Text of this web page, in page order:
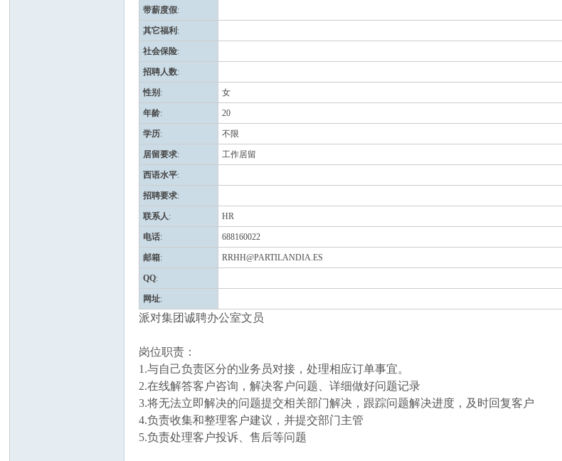
带薪度假:
其它福利 :
社会保险:
招聘人数:
性别 : 女
年龄: 20
学历: 不限
居留要求: 工作居留
西语水平:
招聘要求:
联系人: HR
电话: 688160022
邮箱: RRHH@PARTILANDIA.ES
QQ:
网址:
派对集团诚聘办公室文员
岗位职责：
1.与自己负责区分的业务员对接，处理相应订单事宜。
2.在线解答客户咨询，解决客户问题、详细做好问题记录
3.将无法立即解决的问题提交相关部门解决，跟踪问题解决进度，及时回复客户
4.负责收集和整理客户建议，并提交部门主管
5.负责处理客户投诉、售后等问题